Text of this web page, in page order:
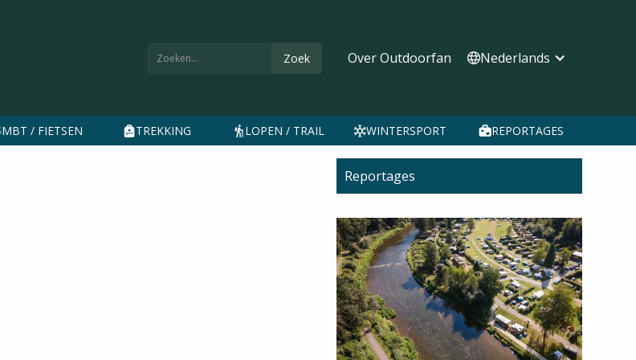
Over Outdoorfan Nederlands
MBT / FIETSEN TREKKING LOPEN / TRAIL WINTERSPORT REPORTAGES
Reportages